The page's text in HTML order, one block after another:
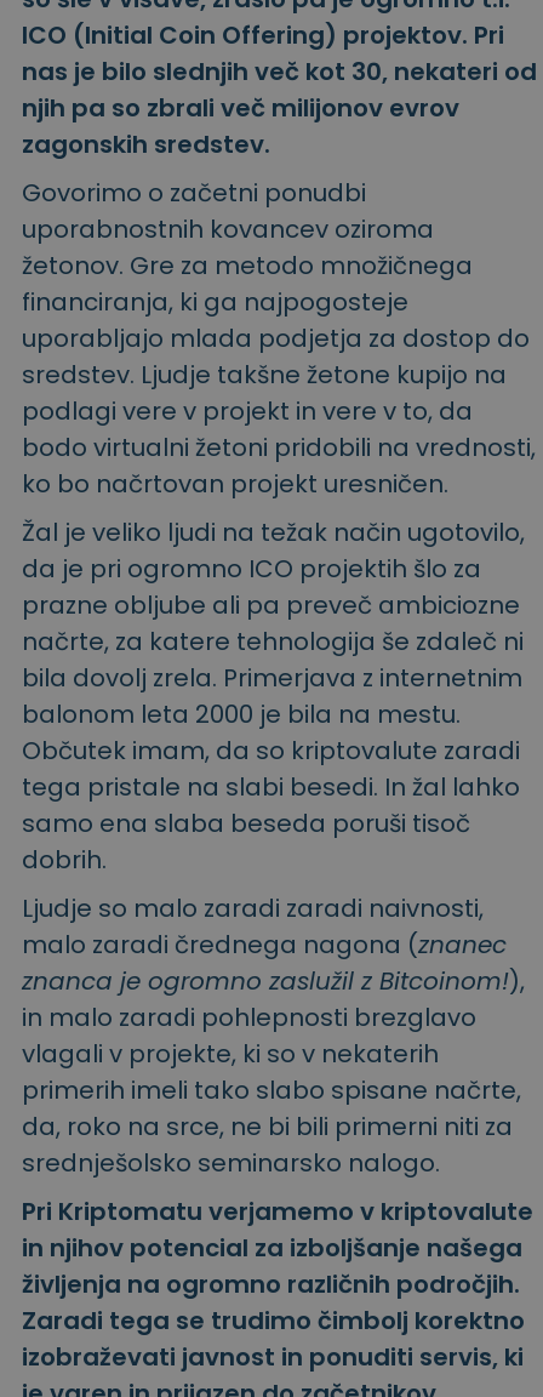
ICO (Initial Coin Offering) projektov. Pri
nas je bilo slednjih več kot 30, nekateri od
njih pa so zbrali več milijonov evrov
zagonskih sredstev.
Govorimo o začetni ponudbi
uporabnostnih kovancev oziroma
žetonov. Gre za metodo množičnega
financiranja, ki ga najpogosteje
uporabljajo mlada podjetja za dostop do
sredstev. Ljudje takšne žetone kupijo na
podlagi vere v projekt in vere v to, da
bodo virtualni žetoni pridobili na vrednosti,
ko bo načrtovan projekt uresničen.
Žal je veliko ljudi na težak način ugotovilo,
da je pri ogromno ICO projektih šlo za
prazne obljube ali pa preveč ambiciozne
načrte, za katere tehnologija še zdaleč ni
bila dovolj zrela. Primerjava z internetnim
balonom leta 2000 je bila na mestu.
Občutek imam, da so kriptovalute zaradi
tega pristale na slabi besedi. In žal lahko
samo ena slaba beseda poruši tisoč
dobrih.
Ljudje so malo zaradi zaradi naivnosti,
malo zaradi črednega nagona (znanec
znanca je ogromno zaslužil z Bitcoinom!),
in malo zaradi pohlepnosti brezglavo
vlagali v projekte, ki so v nekaterih
primerih imeli tako slabo spisane načrte,
da, roko na srce, ne bi bili primerni niti za
srednješolsko seminarsko nalogo.
Pri Kriptomatu verjamemo v kriptovalute
in njihov potencial za izboljšanje našega
življenja na ogromno različnih področjih.
Zaradi tega se trudimo čimbolj korektno
izobraževati javnost in ponuditi servis, ki